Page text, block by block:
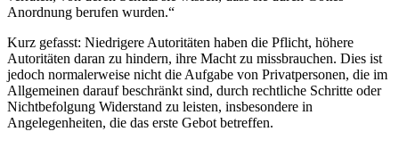
Anordnung berufen wurden.“
Kurz gefasst: Niedrigere Autoritäten haben die Pflicht, höhere
Autoritäten daran zu hindern, ihre Macht zu missbrauchen. Dies ist
jedoch normalerweise nicht die Aufgabe von Privatpersonen, die im
Allgemeinen darauf beschränkt sind, durch rechtliche Schritte oder
Nichtbefolgung Widerstand zu leisten, insbesondere in
Angelegenheiten, die das erste Gebot betreffen.